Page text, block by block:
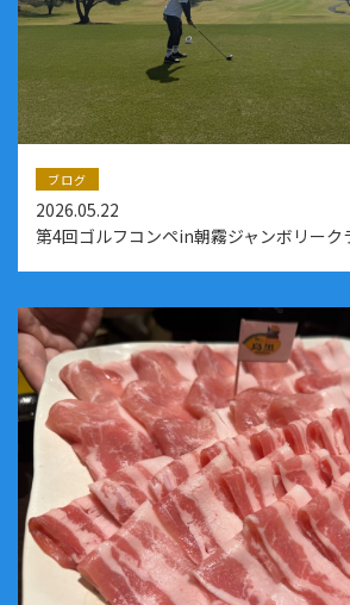
ブログ
2026.05.22
第4回ゴルフコンペin朝霧ジャンボリーク